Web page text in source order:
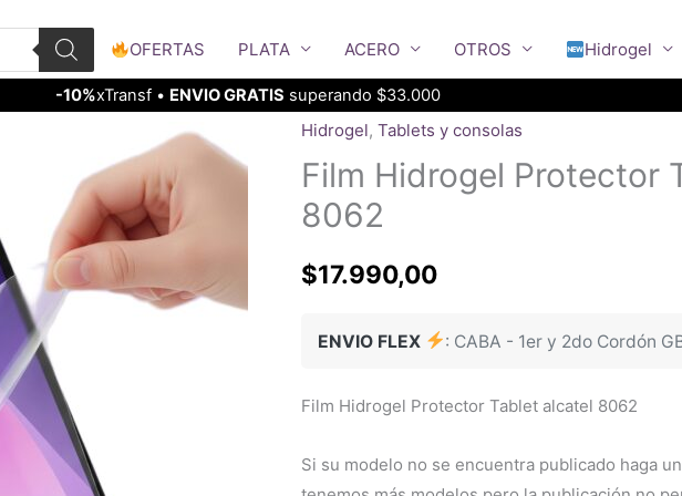
OFERTAS PLATA ACERO OTROS Hidrogel
-10%xTransf • ENVIO GRATIS superando $33.000
Hidrogel, Tablets y consolas
Film Hidrogel Protector
8062
$17.990,00
ENVIO FLEX : CABA - 1er y 2do Cordón
Film Hidrogel Protector Tablet alcatel 8062
Si su modelo no se encuentra publicado haga